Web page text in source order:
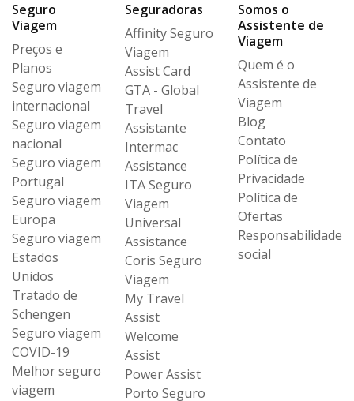
Seguro
Viagem
Preços e
Planos
Seguro viagem
internacional
Seguro viagem
nacional
Seguro viagem
Portugal
Seguro viagem
Europa
Seguro viagem
Estados
Unidos
Tratado de
Schengen
Seguro viagem
COVID-19
Melhor seguro
viagem
Seguradoras
Affinity Seguro
Viagem
Assist Card
GTA - Global
Travel
Assistante
Intermac
Assistance
ITA Seguro
Viagem
Universal
Assistance
Coris Seguro
Viagem
My Travel
Assist
Welcome
Assist
Power Assist
Porto Seguro
Somos o
Assistente de
Viagem
Quem é o
Assistente de
Viagem
Blog
Contato
Política de
Privacidade
Política de
Ofertas
Responsabilidade
social